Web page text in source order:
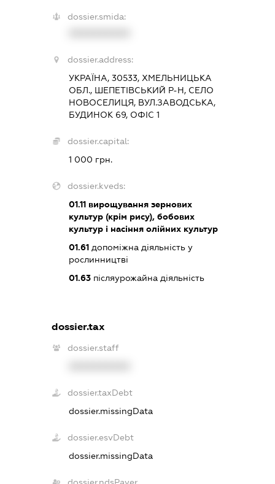
dossier.smida:
dossier.address:
УКРАЇНА, 30533, ХМЕЛЬНИЦЬКА
ОБЛ., ШЕПЕТІВСЬКИЙ Р-Н, СЕЛО
НОВОСЕЛИЦЯ, ВУЛ.ЗАВОДСЬКА,
БУДИНОК 69, ОФІС 1
dossier.capital:
1 000 грн.
dossier.kveds:
01.11вирощування зернових
культур (крім рису), бобових
культур і насіння олійних культур
01.61допоміжна діяльність у
рослинництві
01.63післяурожайна діяльність
dossier.tax
dossier.staff
dossier.taxDebt
dossier.missingData
dossier.esvDebt
dossier.missingData
dossier.ndsPayer